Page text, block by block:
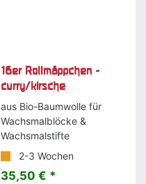
16er Rollmäppchen -
curry/kirsche
aus Bio-Baumwolle für
Wachsmalblöcke &
Wachsmalstifte
2-3 Wochen
35,50 € *